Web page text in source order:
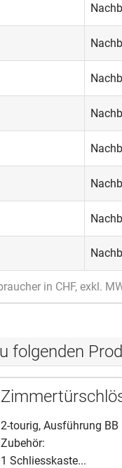
in CHF, exkl.
folgenden
2-tourig, Ausführung
Zubehör:
1 Schliesskaste...